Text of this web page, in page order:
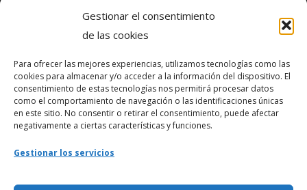
Gestionar el consentimiento
de las cookies
Para ofrecer las mejores experiencias, utilizamos tecnologías como las
cookies para almacenar y/o acceder a la información del dispositivo. El
consentimiento de estas tecnologías nos permitirá procesar datos
como el comportamiento de navegación o las identificaciones únicas
en este sitio. No consentir o retirar el consentimiento, puede afectar
negativamente a ciertas características y funciones.
Gestionar los servicios
Política de privacidad
Webmaster
soporte@fotosdlahabana.com
Nuestro e-mail: